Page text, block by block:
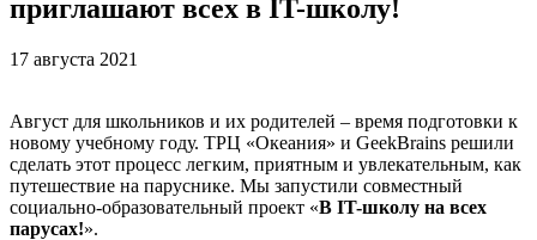
приглашают всех в IT-школу!
17 августа 2021
Август для школьников и их родителей – время подготовки к
новому учебному году. ТРЦ «Океания» и GeekBrains решили
сделать этот процесс легким, приятным и увлекательным, как
путешествие на паруснике. Мы запустили совместный
социально-образовательный проект «В IT-школу на всех
парусах!».